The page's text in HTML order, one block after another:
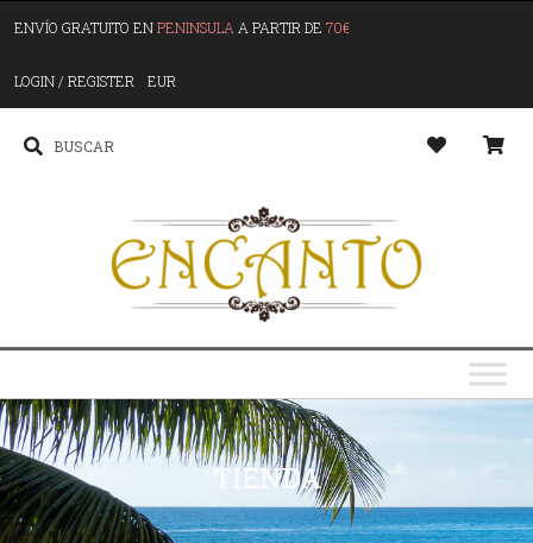
ENVÍO GRATUITO ENPENINSULA A PARTIR DE 70€
LOGIN / REGISTER EUR
TIENDA